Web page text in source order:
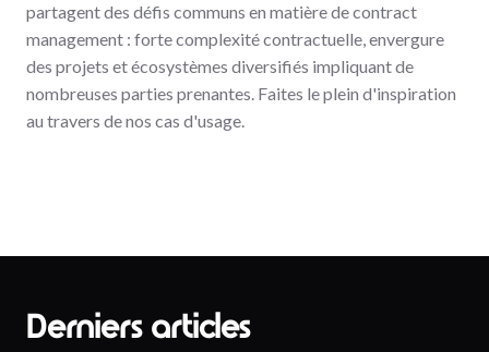
partagent des défis communs en matière de contract
management : forte complexité contractuelle, envergure
des projets et écosystèmes diversifiés impliquant de
nombreuses parties prenantes. Faites le plein d'inspiration
au travers de nos cas d'usage.
Derniers articles